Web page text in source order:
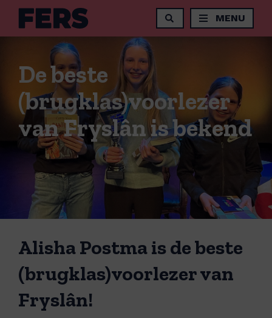
MENU
De beste
(brugklas)voorlezer
van Fryslân is bekend
Alisha Postma is de beste
(brugklas)voorlezer van
Fryslân!